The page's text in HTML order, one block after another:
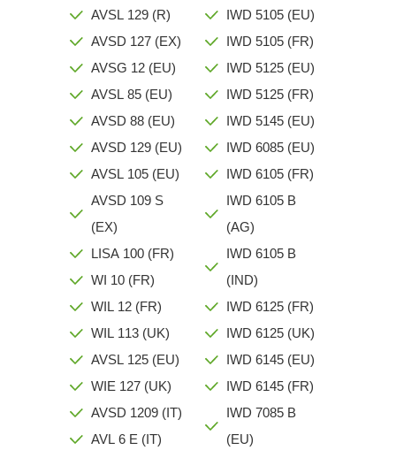
AVSL 129 (R)
AVSD 127 (EX)
AVSG 12 (EU)
AVSL 85 (EU)
AVSD 88 (EU)
AVSD 129 (EU)
AVSL 105 (EU)
AVSD 109 S
(EX)
LISA 100 (FR)
WI 10 (FR)
WIL 12 (FR)
WIL 113 (UK)
AVSL 125 (EU)
WIE 127 (UK)
AVSD 1209 (IT)
AVL 6 E (IT)
IWD 5105 (EU)
IWD 5105 (FR)
IWD 5125 (EU)
IWD 5125 (FR)
IWD 5145 (EU)
IWD 6085 (EU)
IWD 6105 (FR)
IWD 6105 B
(AG)
IWD 6105 B
(IND)
IWD 6125 (FR)
IWD 6125 (UK)
IWD 6145 (EU)
IWD 6145 (FR)
IWD 7085 B
(EU)